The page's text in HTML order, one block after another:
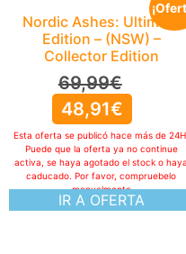
Nordic Ashes: Ultimate
Edition – (NSW) –
Collector Edition
69,99€
48,91€
IR A OFERTA
Esta oferta se publicó hace más de
Puede que la oferta ya no continue
activa, se haya agotado el stock o haya
caducado. Por favor, compruebelo
manualmente